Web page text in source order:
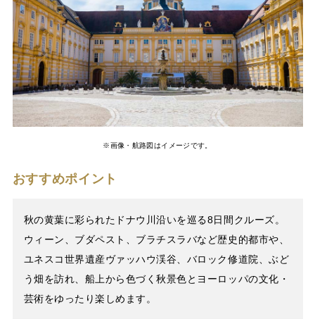
※画像・航路図はイメージです。
おすすめポイント
秋の黄葉に彩られたドナウ川沿いを巡る8日間クルーズ。
ウィーン、ブダペスト、ブラチスラバなど歴史的都市や、
ユネスコ世界遺産ヴァッハウ渓谷、バロック修道院、ぶど
う畑を訪れ、船上から色づく秋景色とヨーロッパの文化・
芸術をゆったり楽しめます。